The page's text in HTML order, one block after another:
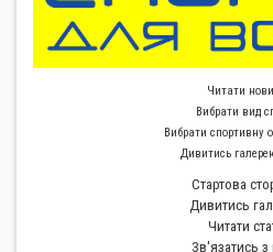
Читати
Вибрати вид
Вибрати спортивну
Дивитись
Стартова
Дивитись
Читати
Зв'язатись з